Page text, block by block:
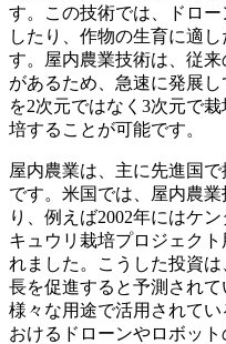
す。この技術では、ドロ
したり、作物の生育に適
す。屋内農業技術は、従
があるため、急速に発展
を2次元ではなく3次元で
培することが可能です。
屋内農業は、主に先進国
です。米国では、屋内農
り、例えば2002年にはケ
キュウリ栽培プロジェク
れました。こうした投資
長を促進すると予測され
様々な用途で活用されて
おけるドローンやロボッ